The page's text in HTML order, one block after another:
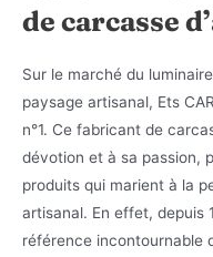
de carcasse
Sur le marché du
paysage artisanal, Ets
n°1. Ce fabricant de
dévotion et à sa passion,
produits qui marient à la
artisanal. En effet, depuis
référence incontournable